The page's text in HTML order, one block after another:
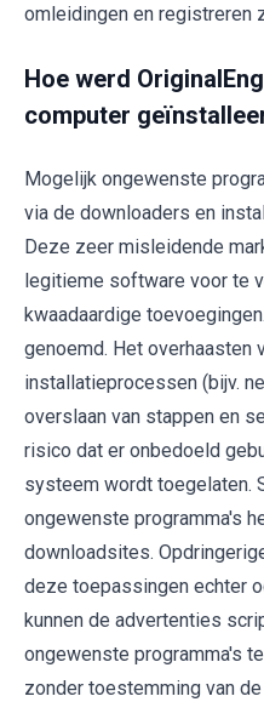
omleidingen en registreren
Hoe werd
computer
Mogelijk ongewenste
via de downloaders en
Deze zeer misleidende
legitieme software voor te
kwaadaardige
genoemd. Het overhaasten
installatieprocessen (bijv.
overslaan van stappen en
risico dat er onbedoeld
systeem wordt toegelaten.
ongewenste programma's
downloadsites.
deze toepassingen echter
kunnen de advertenties
ongewenste programma's
zonder toestemming van de